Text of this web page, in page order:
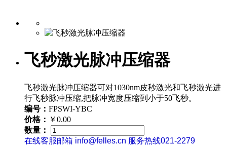
飞秒激光脉冲压缩器
飞秒激光脉冲压缩器可对1030nm皮秒激光和飞秒激光进
行飞秒脉冲压缩,把脉冲宽度压缩到小于50飞秒。
编号： FPSWI-YBC
价格： ￥0.00
数量：
在线客服邮箱 info@felles.cn 服务热线021-2279